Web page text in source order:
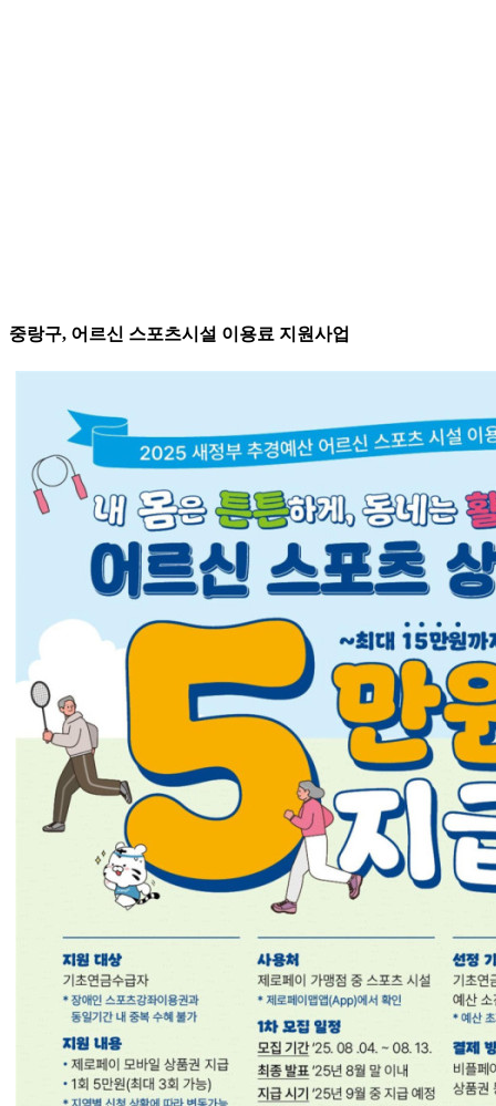
중랑구, 어르신 스포츠시설 이용료 지원사업